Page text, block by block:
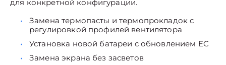
для конкретной конфигурации.
Замена термопасты и термопрокладок с
регулировкой профилей вентилятора
Установка новой батареи с обновлением EC
Замена экрана без засветов